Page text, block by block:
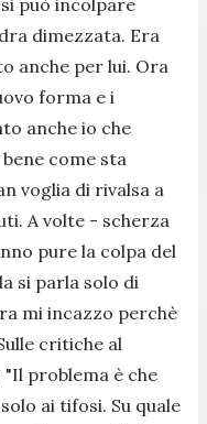
può incolpare
dimezzata. Era
anche per lui. Ora
forma e i
anche io che
come sta
voglia di rivalsa a
A volte - scherza
pure la colpa del
si parla solo di
mi incazzo perchè
critiche al
"Il problema è che
ai tifosi. Su quale